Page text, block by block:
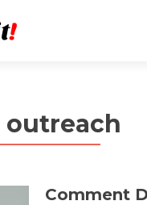
outreach
Comment